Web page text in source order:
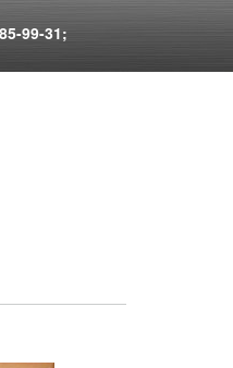
99-31;